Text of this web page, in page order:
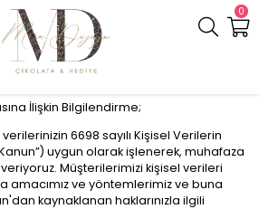
0
İlişkin Bilgilendirme;
6698 sayılı Kişisel Verilerin
uygun olarak işlenerek, muhafaza
Müşterilerimizi kişisel verileri
amacımız ve yöntemlerimiz ve buna
kaynaklanan haklarınızla ilgili